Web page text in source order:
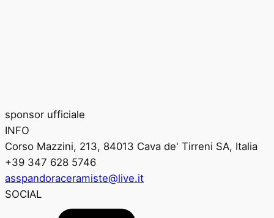
sponsor ufficiale
INFO
Corso Mazzini, 213, 84013 Cava de' Tirreni SA, Italia
+39 347 628 5746
asspandoraceramiste@live.it
SOCIAL